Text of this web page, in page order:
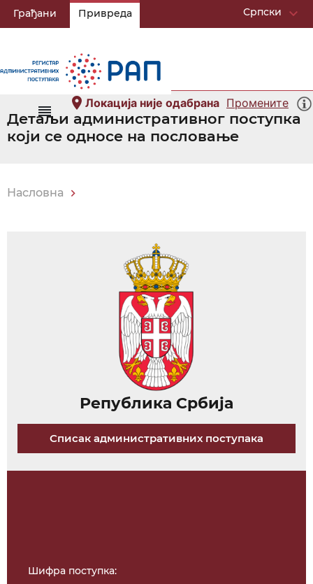
Грађани Привреда Српски keyboard_arrow_down
location_on Локација није одабрана Промените
reorder
Детаљи административног поступка
који се односе на пословање
Насловна keyboard_arrow_right
Република Србија
Списак административних поступака
Шифра поступка: